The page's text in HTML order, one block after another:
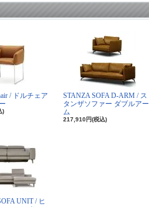
/ ドルチェア
)
STANZA SOFA D-ARM / ス
タンザソファー ダブルアー
ム
217,910円(税込)
UNIT / ヒ